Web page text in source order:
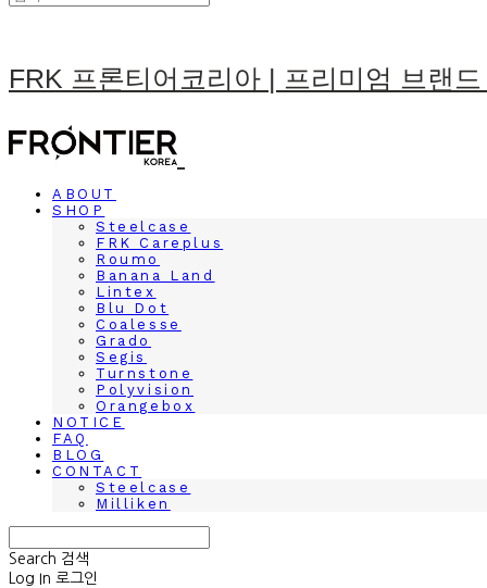
FRK 프론티어코리아 | 프리미엄 브랜
ABOUT
SHOP
Steelcase
FRK Careplus
Roumo
Banana Land
Lintex
Blu Dot
Coalesse
Grado
Segis
Turnstone
Polyvision
Orangebox
NOTICE
FAQ
BLOG
CONTACT
Steelcase
Milliken
Search 검색
Log In 로그인